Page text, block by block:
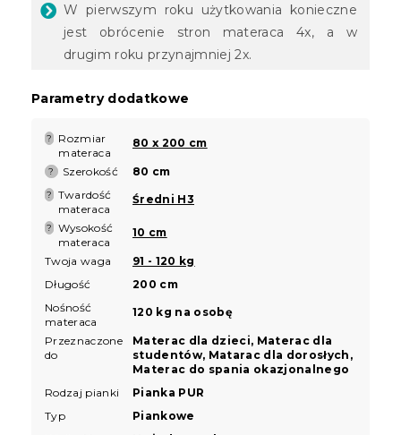
W pierwszym roku użytkowania konieczne
jest obrócenie stron materaca 4x, a w
drugim roku przynajmniej 2x.
Parametry dodatkowe
?
Rozmiar
materaca
80 x 200 cm
? Szerokość 80 cm
?
Twardość
materaca
Średni H3
?
Wysokość
materaca
10 cm
Twoja waga
91 - 120 kg
Długość
200 cm
Nośność
materaca
120 kg na osobę
Przeznaczone
do
Materac dla dzieci, Materac dla
studentów, Matarac dla dorosłych,
Materac do spania okazjonalnego
Rodzaj pianki
Pianka PUR
Typ
Piankowe